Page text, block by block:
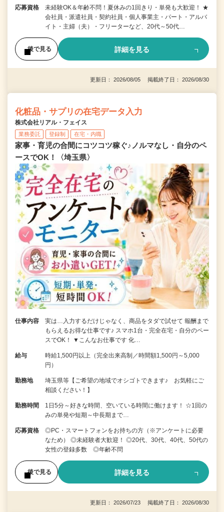
応募資格
未経験OK＆年齢不問！夏休みの1回きり・単発も大歓迎！ ★
会社員・派遣社員・契約社員・個人事業主・パート・アルバ
イト・主婦（夫）・フリーターなど、20代～50代…
後で見る 詳細を見る
更新日： 2026/08/05 掲載終了日： 2026/08/30
化粧品・サプリの在宅データ入力
株式会社リアル・フェイス
業務委託 登録制 在宅・内職
家事・育児の合間にコツコツ稼ぐ♪ノルマなし・自分のペ
ースでOK！〈埼玉県〉
仕事内容
実は…入力するだけじゃなく、商品をタダで試せて 報酬まで
もらえるお得な仕事です♪ スマホ1台・完全在宅・自分のペー
スでOK！ ▼こんなお仕事です 化…
給与
時給1,500円以上（完全出来高制／時間額1,500円～5,000
円）
勤務地
埼玉県等【ご希望の地域でオシゴトできます♪ お気軽にご
相談ください！】
勤務時間
1日5分～好きな時間、空いている時間に働けます！ ☆1回の
みの単発や短期～中長期まで…
応募資格
◎PC・スマートフォンをお持ちの方（※アンケートに必要
なため） ◎未経験者大歓迎！ ◎20代、30代、40代、50代の
女性の登録多数 ◎年齢不問
後で見る 詳細を見る
更新日： 2026/07/23 掲載終了日： 2026/08/30